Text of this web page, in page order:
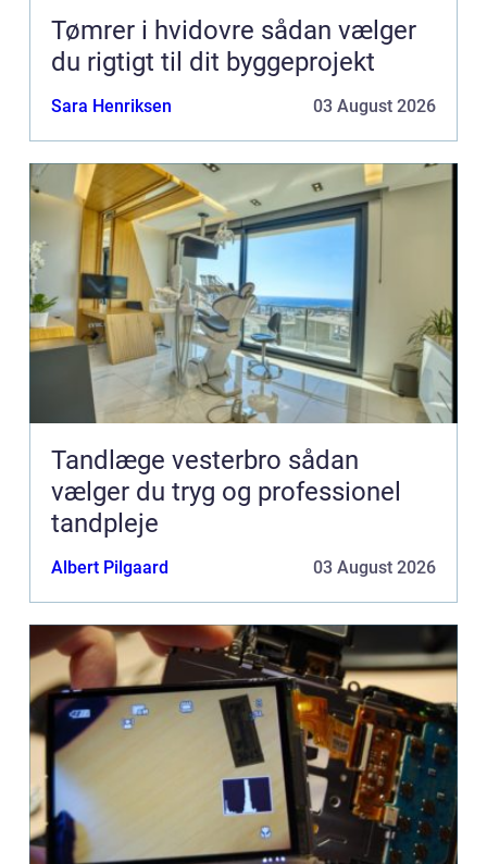
Tømrer i hvidovre sådan vælger
du rigtigt til dit byggeprojekt
Sara Henriksen 03 August 2026
Tandlæge vesterbro sådan
vælger du tryg og professionel
tandpleje
Albert Pilgaard 03 August 2026